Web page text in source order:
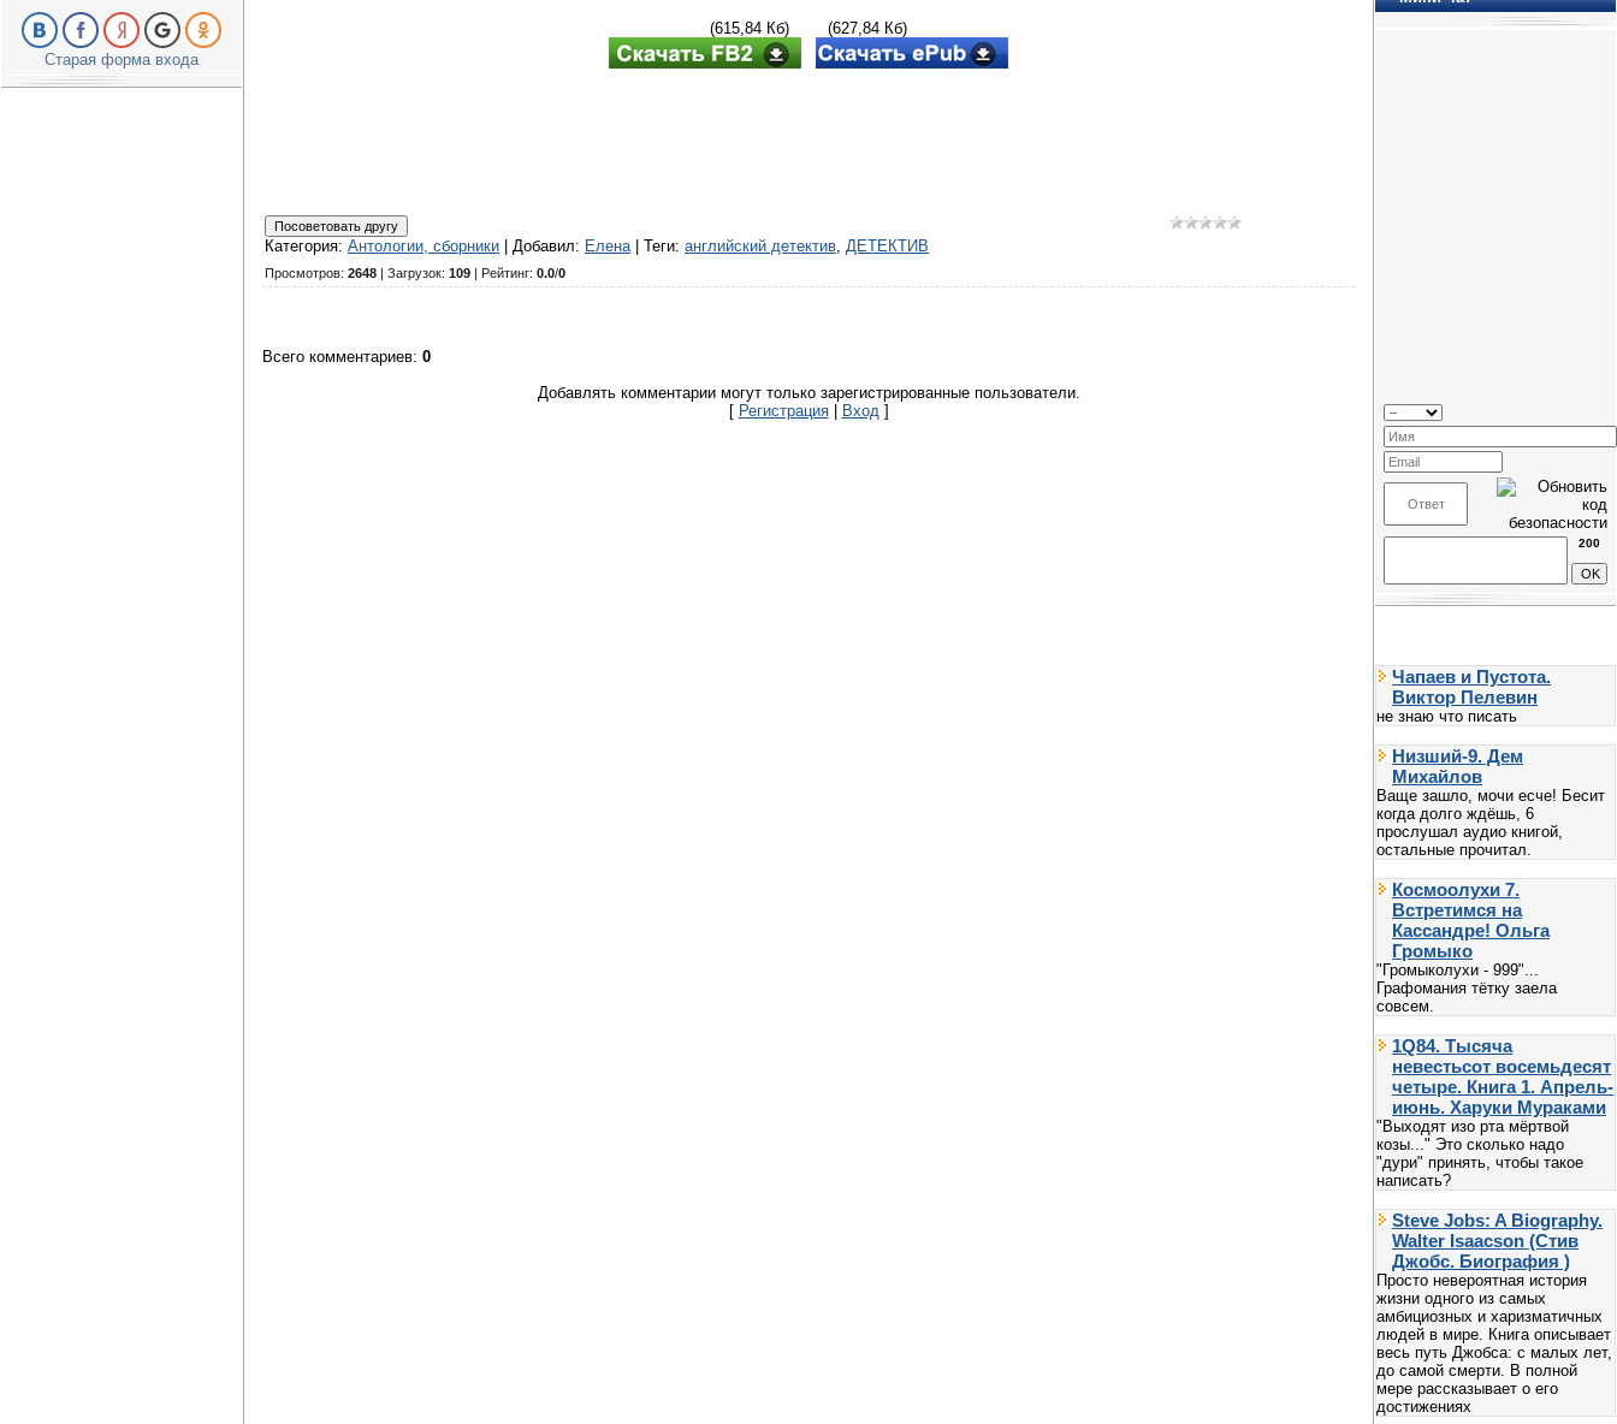
Старая форма входа
(615,84 Кб) (627,84 Кб)
Категория: Антологии, сборники Добавил: Елена| Теги: английский детектив, ДЕТЕКТИВ
Просмотров: 2648 | Загрузок: 109 | Рейтинг: 0.0/0
Всего комментариев: 0
Добавлять комментарии могут только зарегистрированные пользователи.
[ Регистрация| Вход]
200
Чапаев и Пустота.
Виктор Пелевин
не знаю что писать
Низший-9. Дем
Михайлов
Ваще зашло, мочи есче! Бесит
когда долго ждёшь, 6
прослушал аудио книгой,
остальные прочитал.
Космоолухи 7.
Встретимся на
Кассандре! Ольга
Громыко
"Громыколухи - 999"...
Графомания тётку заела
совсем.
1Q84. Тысяча
невестьсот восемьдесят
четыре. Книга 1. Апрель-
июнь. Харуки Мураками
"Выходят изо рта мёртвой
козы..." Это сколько надо
"дури" принять, чтобы такое
написать?
Steve Jobs: A Biography.
Walter Isaacson (Стив
Джобс. Биография )
Просто невероятная история
жизни одного из самых
амбициозных и харизматичных
людей в мире. Книга описывает
весь путь Джобса: с малых лет,
до самой смерти. В полной
мере рассказывает о его
достижениях